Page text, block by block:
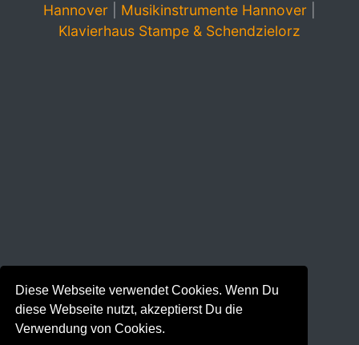
Diese Webseite verwendet Cookies. Wenn Du
diese Webseite nutzt, akzeptierst Du die
Verwendung von Cookies.
Hannover
Musikinstrumente Hannover
Klavierhaus Stampe & Schendzielorz